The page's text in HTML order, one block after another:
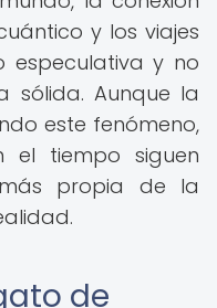
y los viajes
especulativa y no
sólida. Aunque la
este fenómeno,
el tiempo siguen
propia de la
de